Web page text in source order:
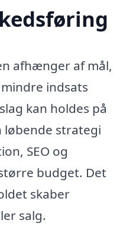
afhænger af mål,
indsats
kan holdes på
løbende strategi
SEO og
budget. Det
skaber
salg.